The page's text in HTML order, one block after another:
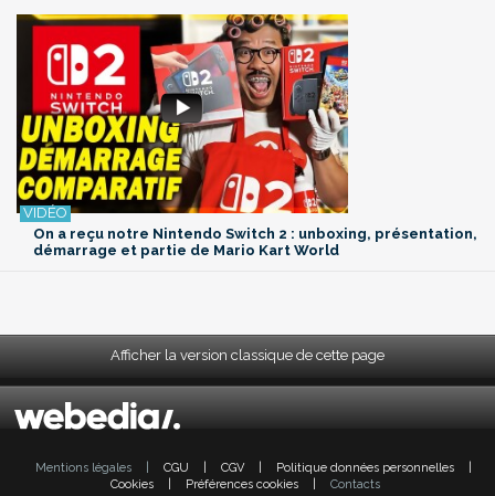
On a reçu notre Nintendo Switch 2 : unboxing, présentation,
démarrage et partie de Mario Kart World
Afficher la version classique de cette page
Mentions légales CGU CGV Politique données personnelles
Cookies
Préférences cookies Contacts